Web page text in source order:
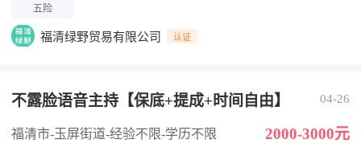
五险
福清绿野贸易有限公司 认证
不露脸语音主持【保底+提成+时间自由】 04-26
福清市-玉屏街道-经验不限-学历不限 2000-3000元